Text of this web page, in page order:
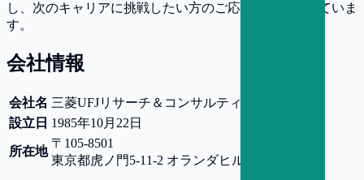
し、次のキャリアに挑戦したい方のご応募をお待ちしていま
す。
会社情報
会社名 三菱UFJリサーチ＆コンサルティング株式会社
設立日 1985年10月22日
所在地
〒105-8501
東京都虎ノ門5-11-2 オランダヒルズ森タワー